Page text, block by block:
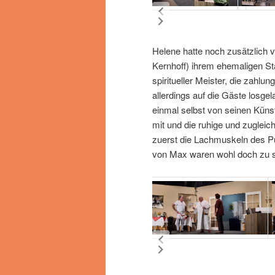
Helene hatte noch zusätzlich
Kernhoff) ihrem ehemaligen
spiritueller Meister, die
allerdings auf die Gäste
einmal selbst von seinen
mit und die ruhige und
zuerst die Lachmuskeln des
von Max waren wohl doch zu